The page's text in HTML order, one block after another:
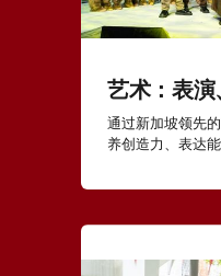
艺术：表
通过新加坡领先
养创造力、表达